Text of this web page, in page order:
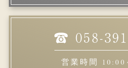
058-
営業時間 10:00